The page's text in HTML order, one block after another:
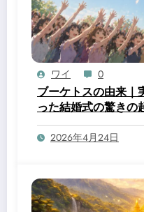
ワイ 0
ブーケトスの由来｜
った結婚式の驚きの
2026年4月24日